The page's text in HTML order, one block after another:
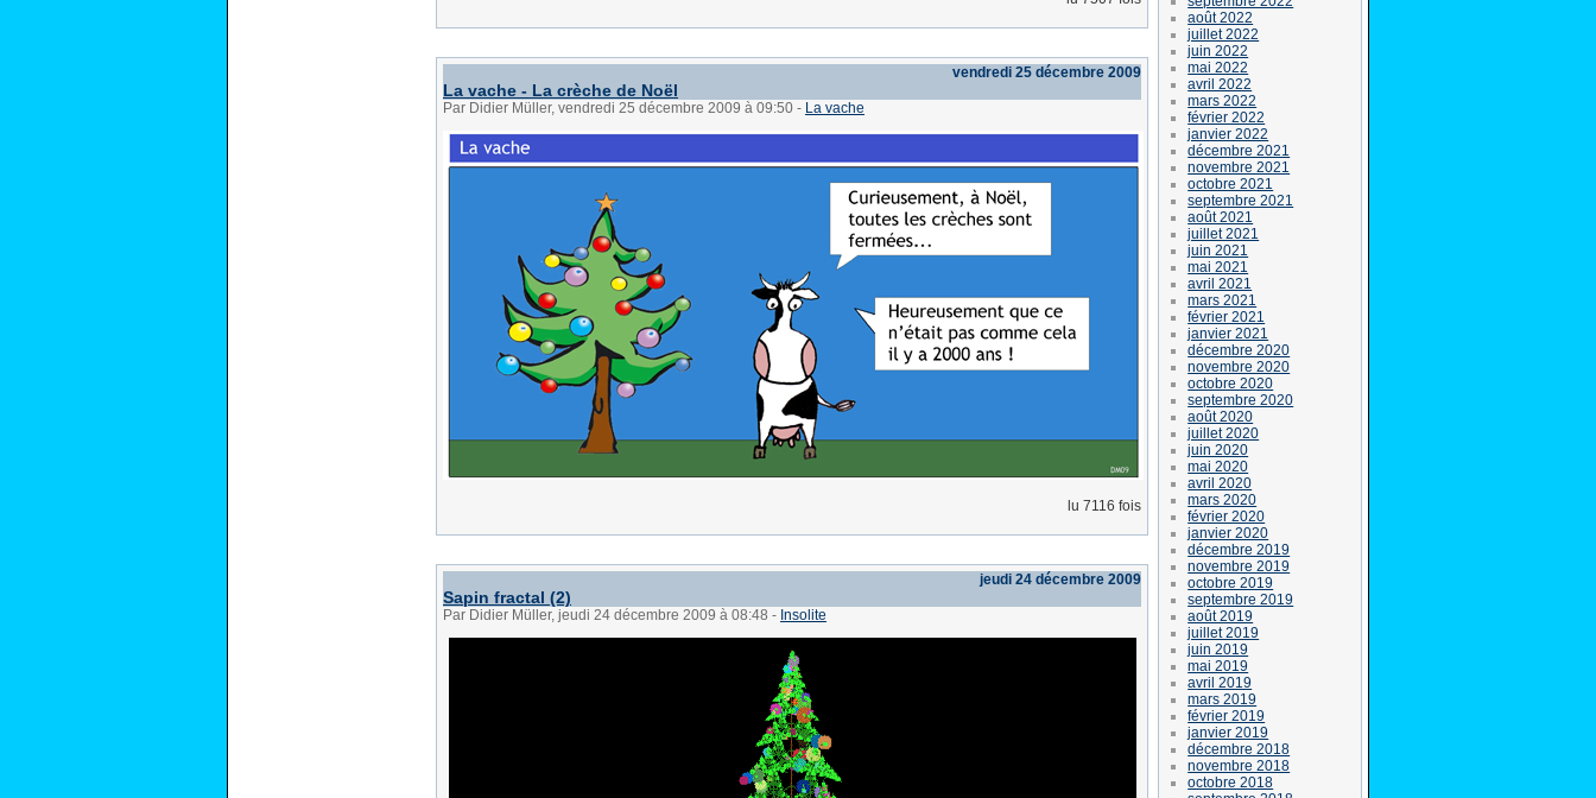
vendredi 25 décembre 2009
La vache - La crèche de Noël
Par Didier Müller, vendredi 25 décembre 2009 à 09:50 - La vache
lu 7116 fois
jeudi 24 décembre 2009
Sapin fractal (2)
Par Didier Müller, jeudi 24 décembre 2009 à 08:48 - Insolite
août 2022
juillet 2022
juin 2022
mai 2022
avril 2022
mars 2022
février 2022
janvier 2022
décembre 2021
novembre 2021
octobre 2021
septembre 2021
août 2021
juillet 2021
juin 2021
mai 2021
avril 2021
mars 2021
février 2021
janvier 2021
décembre 2020
novembre 2020
octobre 2020
septembre 2020
août 2020
juillet 2020
juin 2020
mai 2020
avril 2020
mars 2020
février 2020
janvier 2020
décembre 2019
novembre 2019
octobre 2019
septembre 2019
août 2019
juillet 2019
juin 2019
mai 2019
avril 2019
mars 2019
février 2019
janvier 2019
décembre 2018
novembre 2018
octobre 2018